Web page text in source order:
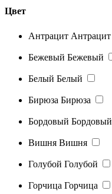
Цвет
Антрацит Антрацит
Бежевый Бежевый
Белый Белый
Бирюза Бирюза
Бордовый Бордовый
Вишня Вишня
Голубой Голубой
Горчица Горчица